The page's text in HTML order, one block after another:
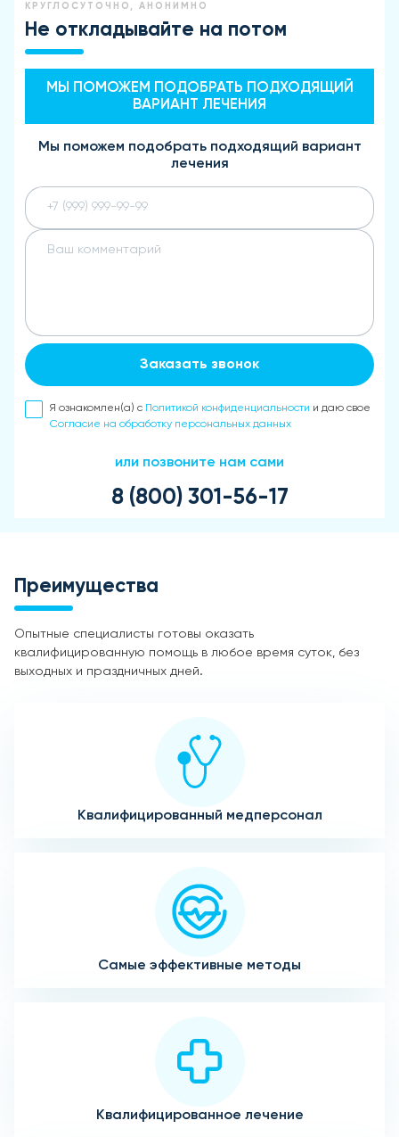
КРУГЛОСУТОЧНО, АНОНИМНО
Не откладывайте на потом
МЫ ПОМОЖЕМ ПОДОБРАТЬ ПОДХОДЯЩИЙ
ВАРИАНТ ЛЕЧЕНИЯ
Мы поможем подобрать подходящий вариант
лечения
Заказать звонок
Я ознакомлен(а) с Политикой конфиденциальности и даю свое
Согласие на обработку персональных данных
или позвоните нам сами
8 (800) 301-56-17
Преимущества
Опытные специалисты готовы оказать
квалифицированную помощь в любое время суток, без
выходных и праздничных дней.
Квалифицированный медперсонал
Самые эффективные методы
Квалифицированное лечение